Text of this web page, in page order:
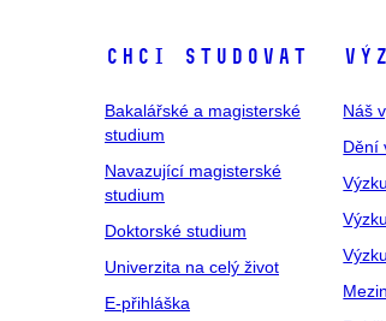
Chci studovat
Bakalářské a magisterské
studium
Navazující magisterské
studium
Doktorské studium
Univerzita na celý život
E-přihláška
Náš
Dění